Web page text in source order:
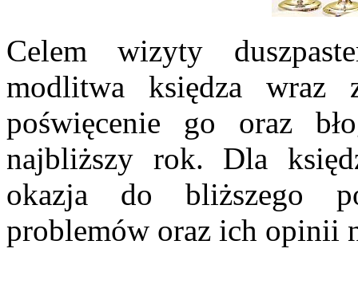
Celem wizyty
modlitwa księdza wraz
poświęcenie go oraz
najbliższy rok. Dla
okazja do bliższego
problemów oraz ich opinii